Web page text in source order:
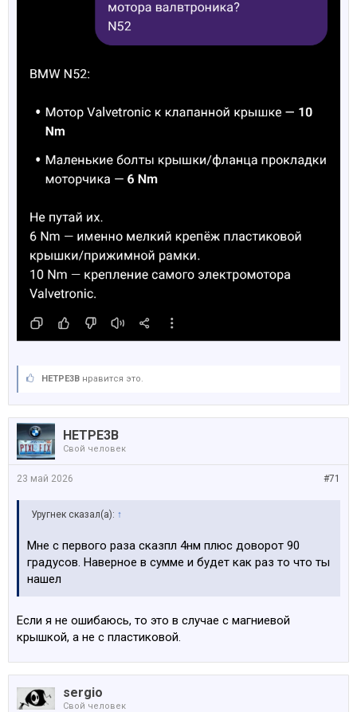
HETPE3B нравится это.
HETPE3B
Свой человек
#71
23 май 2026
Уругнек сказал(а): ↑
Мне с первого раза сказпл 4нм плюс доворот 90
градусов. Наверное в сумме и будет как раз то что ты
нашел
Если я не ошибаюсь, то это в случае с магниевой
крышкой, а не с пластиковой.
sergio
Свой человек